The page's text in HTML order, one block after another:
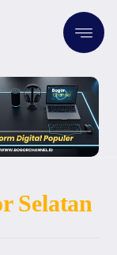
Selatan